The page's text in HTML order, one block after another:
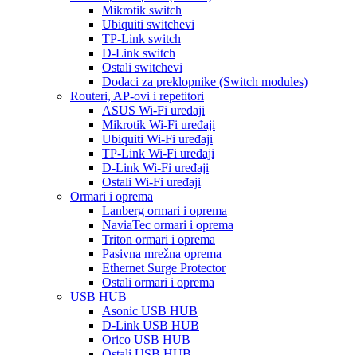
Mikrotik switch
Ubiquiti switchevi
TP-Link switch
D-Link switch
Ostali switchevi
Dodaci za preklopnike (Switch modules)
Routeri, AP-ovi i repetitori
ASUS Wi-Fi uređaji
Mikrotik Wi-Fi uređaji
Ubiquiti Wi-Fi uređaji
TP-Link Wi-Fi uređaji
D-Link Wi-Fi uređaji
Ostali Wi-Fi uređaji
Ormari i oprema
Lanberg ormari i oprema
NaviaTec ormari i oprema
Triton ormari i oprema
Pasivna mrežna oprema
Ethernet Surge Protector
Ostali ormari i oprema
USB HUB
Asonic USB HUB
D-Link USB HUB
Orico USB HUB